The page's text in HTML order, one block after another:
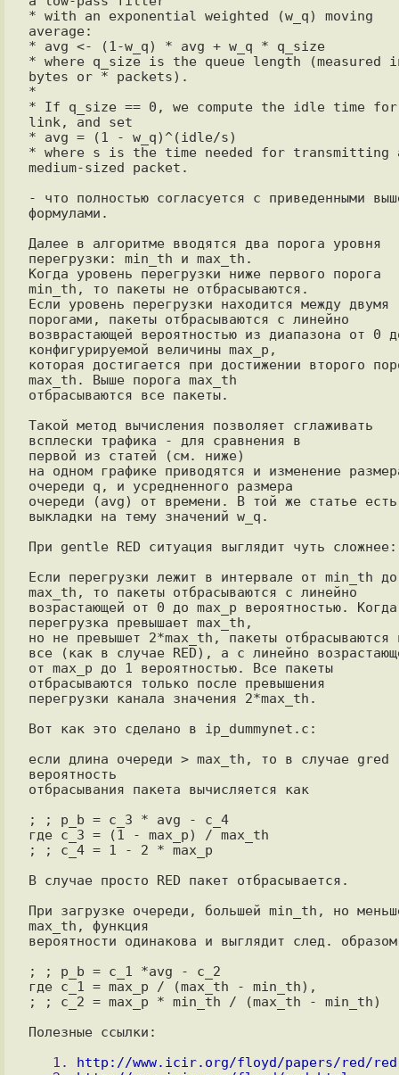
* with an exponential weighted (w_q) moving
average:
* avg <- (1-w_q) * avg + w_q * q_size
* where q_size is the queue length (measured
bytes or * packets).
*
* If q_size == 0, we compute the idle time
link, and set
* avg = (1 - w_q)^(idle/s)
* where s is the time needed for transmitting
medium-sized packet.
- что полностью согласуется с приведенными
формулами.
Далее в алгоритме вводятся два порога уровня
перегрузки: min_th и max_th.
Когда уровень перегрузки ниже первого порога
min_th, то пакеты не отбрасываются.
Если уровень перегрузки находится между двумя
порогами, пакеты отбрасываются с линейно
возврастающей вероятностью из диапазона от 0
конфигурируемой величины max_p,
которая достигается при достижении второго
max_th. Выше порога max_th
отбрасываются все пакеты.
Такой метод вычисления позволяет сглаживать
всплески трафика - для сравнения в
первой из статей (см. ниже)
на одном графике приводятся и изменение
очереди q, и усредненного размера
очереди (avg) от времени. В той же статье есть
выкладки на тему значений w_q.
При gentle RED ситуация выглядит чуть сложнее:
Если перегрузки лежит в интервале от min_th до
max_th, то пакеты отбрасываются с линейно
возрастающей от 0 до max_p вероятностью. Когда
перегрузка превышает max_th,
но не превышет 2*max_th, пакеты отбрасываются
все (как в случае RED), а с линейно
от max_p до 1 вероятностью. Все пакеты
отбрасываются только после превышения
перегрузки канала значения 2*max_th.
Вот как это сделано в ip_dummynet.c:
если длина очереди > max_th, то в случае gred
вероятность
отбрасывания пакета вычисляется как
; ; p_b = c_3 * avg - c_4
где c_3 = (1 - max_p) / max_th
; ; c_4 = 1 - 2 * max_p
В случае просто RED пакет отбрасывается.
При загрузке очереди, большей min_th, но
max_th, функция
вероятности одинакова и выглядит след.
; ; p_b = c_1 *avg - c_2
где c_1 = max_p / (max_th - min_th),
; ; c_2 = max_p * min_th / (max_th - min_th)
Полезные ссылки:
   1.
http://www.icir.org/floyd/papers/red/